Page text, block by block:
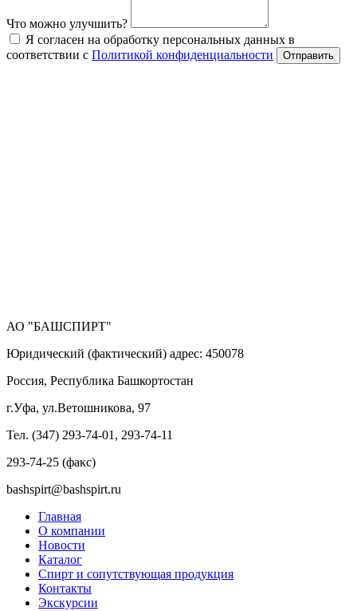
Что можно улучшить?
Я согласен на обработку персональных данных в
соответствии с Политикой конфиденциальности Отправить
АО "БАШСПИРТ"
Юридический (фактический) адрес: 450078
Россия, Республика Башкортостан
г.Уфа, ул.Ветошникова, 97
Тел. (347) 293-74-01, 293-74-11
293-74-25 (факс)
bashspirt@bashspirt.ru
Главная
О компании
Новости
Каталог
Спирт и сопутствующая продукция
Контакты
Экскурсии